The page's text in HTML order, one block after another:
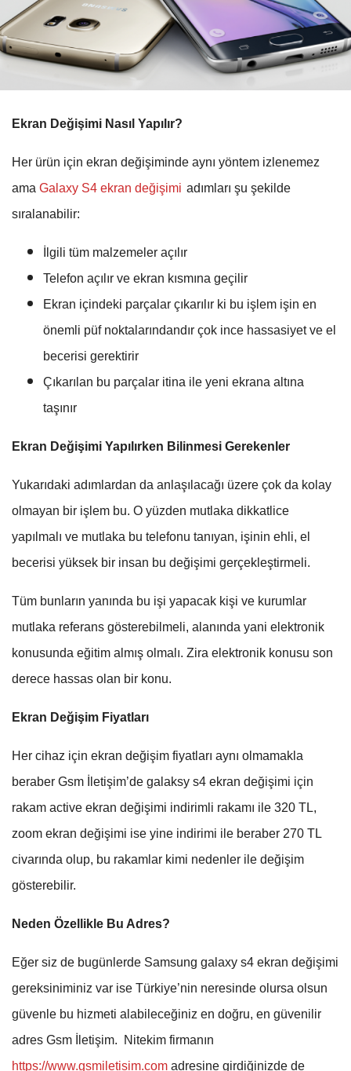
Ekran Değişimi Nasıl Yapılır?
Her ürün için ekran değişiminde aynı yöntem izlenemez
ama Galaxy S4 ekran değişimi adımları şu şekilde
sıralanabilir:
İlgili tüm malzemeler açılır
Telefon açılır ve ekran kısmına geçilir
Ekran içindeki parçalar çıkarılır ki bu işlem işin en
önemli püf noktalarındandır çok ince hassasiyet ve el
becerisi gerektirir
Çıkarılan bu parçalar itina ile yeni ekrana altına
taşınır
Ekran Değişimi Yapılırken Bilinmesi Gerekenler
Yukarıdaki adımlardan da anlaşılacağı üzere çok da kolay
olmayan bir işlem bu. O yüzden mutlaka dikkatlice
yapılmalı ve mutlaka bu telefonu tanıyan, işinin ehli, el
becerisi yüksek bir insan bu değişimi gerçekleştirmeli.
Tüm bunların yanında bu işi yapacak kişi ve kurumlar
mutlaka referans gösterebilmeli, alanında yani elektronik
konusunda eğitim almış olmalı. Zira elektronik konusu son
derece hassas olan bir konu.
Ekran Değişim Fiyatları
Her cihaz için ekran değişim fiyatları aynı olmamakla
beraber Gsm İletişim’de galaksy s4 ekran değişimi için
rakam active ekran değişimi indirimli rakamı ile 320 TL,
zoom ekran değişimi ise yine indirimi ile beraber 270 TL
civarında olup, bu rakamlar kimi nedenler ile değişim
gösterebilir.
Neden Özellikle Bu Adres?
Eğer siz de bugünlerde Samsung galaxy s4 ekran değişimi
gereksiniminiz var ise Türkiye’nin neresinde olursa olsun
güvenle bu hizmeti alabileceğiniz en doğru, en güvenilir
adres Gsm İletişim.
Nitekim firmanın
https://www.gsmiletisim.com adresine girdiğinizde de